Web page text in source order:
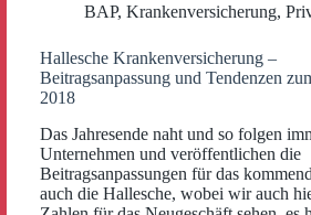
BAP, Krankenversicherung,
Hallesche Krankenversicherung –
Beitragsanpassung und Tendenzen
2018
Das Jahresende naht und so folgen
Unternehmen und veröffentlichen die
Beitragsanpassungen für das
auch die Hallesche, wobei wir auch